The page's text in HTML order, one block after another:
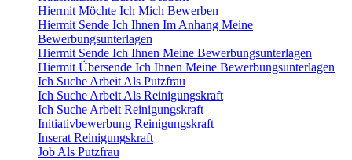
Hiermit Möchte Ich Mich Bewerben
Hiermit Sende Ich Ihnen Im Anhang Meine
Bewerbungsunterlagen
Hiermit Sende Ich Ihnen Meine Bewerbungsunterlagen
Hiermit Übersende Ich Ihnen Meine Bewerbungsunterlagen
Ich Suche Arbeit Als Putzfrau
Ich Suche Arbeit Als Reinigungskraft
Ich Suche Arbeit Reinigungskraft
Initiativbewerbung Reinigungskraft
Inserat Reinigungskraft
Job Als Putzfrau